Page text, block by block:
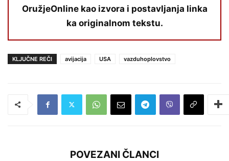
OružjeOnline kao izvora i postavljanja linka
ka originalnom tekstu.
KLJUČNE REČI avijacija USA vazduhoplovstvo
POVEZANI ČLANCI